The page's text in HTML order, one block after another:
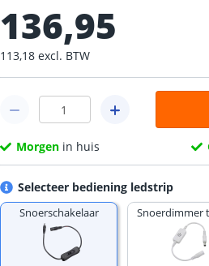
136,95
113,18 excl. BTW
Morgen in huis
Selecteer bediening ledstrip
Snoerschakelaar Snoerdimmer